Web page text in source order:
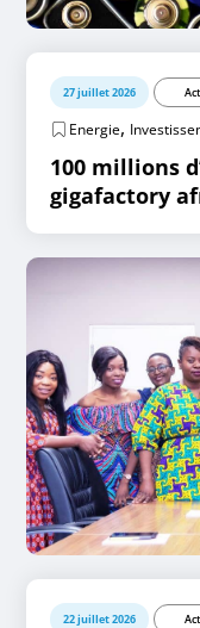
27 juillet 2026
Energie,
100 millions
gigafactory
22 juillet 2026